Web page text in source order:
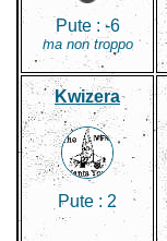
Pute : -6
ma non troppo
Kwizera
Pute : 2